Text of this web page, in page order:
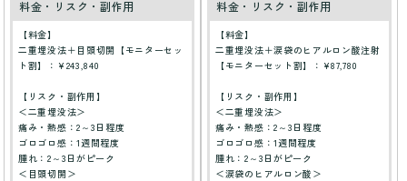
料金・リスク・副作用
【料金】
二重埋没法＋目頭切開【モニターセッ
ト割】：¥243,840
【リスク・副作用】
＜二重埋没法＞
痛み・熱感：2～3日程度
ゴロゴロ感：1週間程度
腫れ：2～3日がピーク
＜目頭切開＞
料金・リスク・副作用
【料金】
二重埋没法＋涙袋のヒアルロン酸注射
【モニターセット割】：¥87,780
【リスク・副作用】
＜二重埋没法＞
痛み・熱感：2～3日程度
ゴロゴロ感：1週間程度
腫れ：2～3日がピーク
＜涙袋のヒアルロン酸＞